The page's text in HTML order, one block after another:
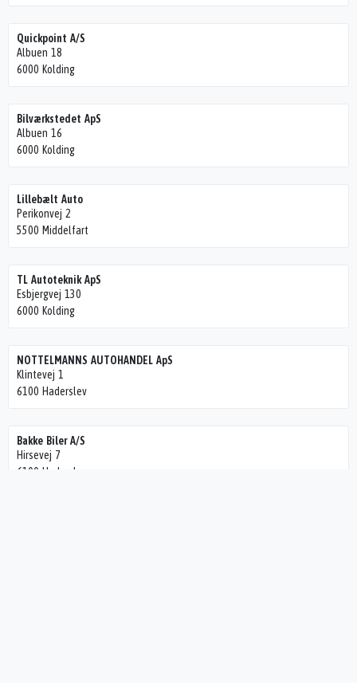
Quickpoint A/S
Albuen 18
6000 Kolding
Bilværkstedet ApS
Albuen 16
6000 Kolding
Lillebælt Auto
Perikonvej 2
5500 Middelfart
TL Autoteknik ApS
Esbjergvej 130
6000 Kolding
NOTTELMANNS AUTOHANDEL ApS
Klintevej 1
6100 Haderslev
Bakke Biler A/S
Hirsevej 7
6100 Haderslev